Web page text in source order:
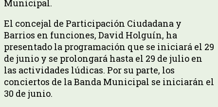
Municipal.
El concejal de Participación Ciudadana y
Barrios en funciones, David Holguín, ha
presentado la programación que se iniciará el 29
de junio y se prolongará hasta el 29 de julio en
las actividades lúdicas. Por su parte, los
conciertos de la Banda Municipal se iniciarán el
30 de junio.